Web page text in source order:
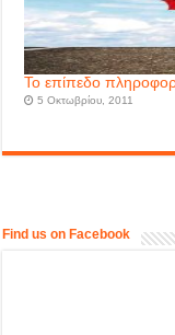
Το επίπεδο
5 Οκτωβρίου, 2011
Find us on Facebook